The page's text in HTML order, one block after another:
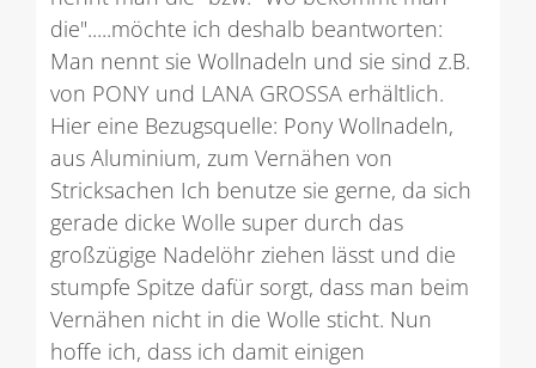
die".....möchte ich deshalb beantworten:
Man nennt sie Wollnadeln und sie sind z.B.
von PONY und LANA GROSSA erhältlich.
Hier eine Bezugsquelle: Pony Wollnadeln,
aus Aluminium, zum Vernähen von
Stricksachen Ich benutze sie gerne, da sich
gerade dicke Wolle super durch das
großzügige Nadelöhr ziehen lässt und die
stumpfe Spitze dafür sorgt, dass man beim
Vernähen nicht in die Wolle sticht. Nun
hoffe ich, dass ich damit einigen